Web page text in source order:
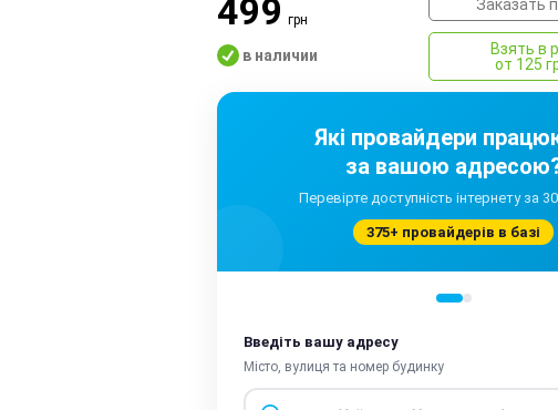
499грн
в наличии
Заказать
Взять в
от
Які провайдери
за вашою
Перевірте доступність інтернету за
375+ провайдерів в базі
Введіть вашу адресу
Місто, вулиця та номер будинку